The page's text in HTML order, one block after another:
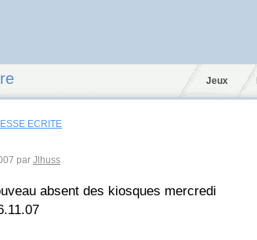
Jeux
ÉCRITE
par Jlhuss
absent des kiosques mercredi